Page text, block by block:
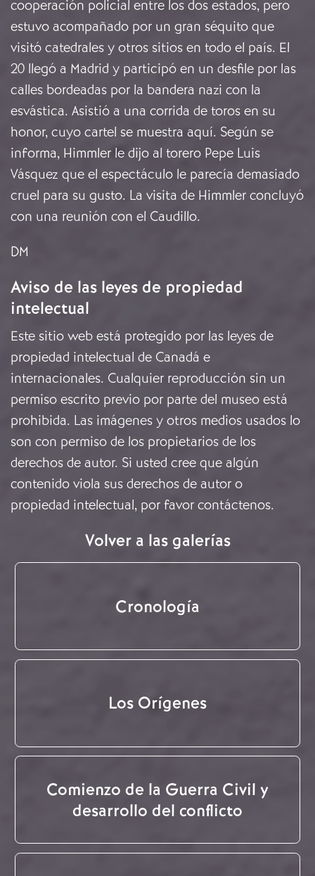
cooperación policial entre los dos estados, pero
estuvo acompañado por un gran séquito que
visitó catedrales y otros sitios en todo el país. El
20 llegó a Madrid y participó en un desfile por las
calles bordeadas por la bandera nazi con la
esvástica. Asistió a una corrida de toros en su
honor, cuyo cartel se muestra aquí. Según se
informa, Himmler le dijo al torero Pepe Luis
Vásquez que el espectáculo le parecía demasiado
cruel para su gusto. La visita de Himmler concluyó
con una reunión con el Caudillo.
DM
Aviso de las leyes de propiedad
intelectual
Este sitio web está protegido por las leyes de
propiedad intelectual de Canadá e
internacionales. Cualquier reproducción sin un
permiso escrito previo por parte del museo está
prohibida. Las imágenes y otros medios usados lo
son con permiso de los propietarios de los
derechos de autor. Si usted cree que algún
contenido viola sus derechos de autor o
propiedad intelectual, por favor contáctenos.
Volver a las galerías
Cronología
Los Orígenes
Comienzo de la Guerra Civil y
desarrollo del conflicto